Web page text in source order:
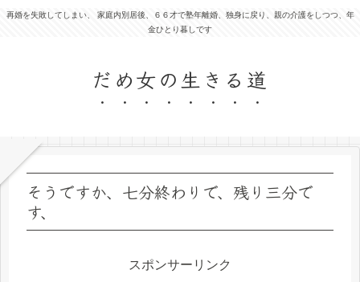
再婚を失敗してしまい、 家庭内別居後、６６才で塾年離婚、独身に戻り、親の介護をしつつ、年
金ひとり暮しです
だめ女の生きる道
そうですか、七分終わりで、残り三分で
す、
スポンサーリンク